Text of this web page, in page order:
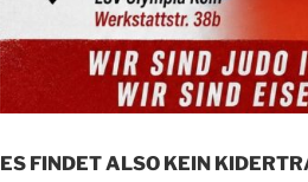
ES FINDET ALSO KEIN